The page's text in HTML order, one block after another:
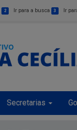
2 Ir para a busca 3 Ir
Secretarias